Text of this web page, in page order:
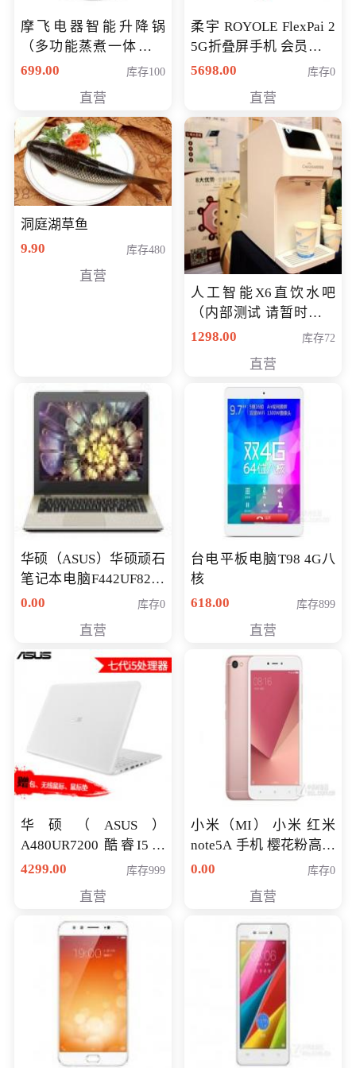
摩飞电器智能升降锅
（多功能蒸煮一体锅）
（智能升降养生锅） 会
699.00 库存100
直营
柔宇 ROYOLE FlexPai 2
5G折叠屏手机 会员专享
购买价格 4998元
5698.00 库存0
直营
洞庭湖草鱼
9.90
库存480
直营
人工智能X6直饮水吧
（内部测试 请暂时不要
购买）
1298.00 库存72
直营
华硕（ASUS）华硕顽石
笔记本电脑F442UF8250
八代独显轻薄办公商务
0.00 库存0
直营
台电平板电脑T98 4G八
核
618.00
库存899
直营
华硕（ASUS）
A480UR7200 酷睿I5超
薄学生办公游戏独显笔
NV930-2G独
4299.00 库存999
直营
小米（MI） 小米 红米
note5A 手机 樱花粉高配
版 全网通(3G+32G)
0.00 库存0
直营